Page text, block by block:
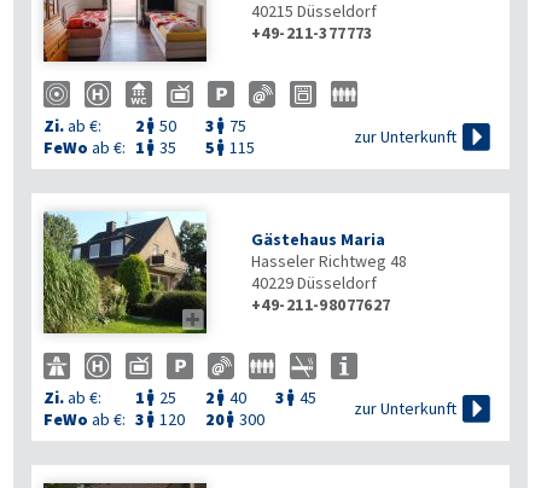
40215 Düsseldorf
+49-211-377773
Zi.ab €: 2  50 3  75
FeWo ab €: 1  35 5  115
zur Unterkunft 

Gästehaus Maria
Hasseler Richtweg 48
40229Düsseldorf
+49-211-98077627
Zi.ab €: 1  25 2  40 3  45
FeWo ab €: 3  120 20 300
zur Unterkunft 